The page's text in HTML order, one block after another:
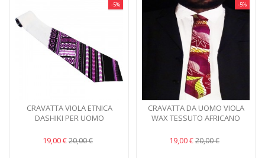
-5%
CRAVATTA VIOLA ETNICA
DASHIKI PER UOMO
19,00 €20,00 €
-5%
CRAVATTA DA UOMO VIOLA
WAX TESSUTO AFRICANO
19,00 €20,00 €